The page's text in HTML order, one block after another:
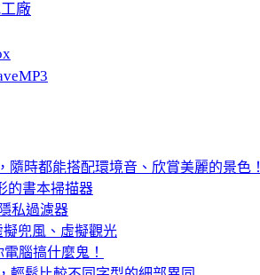
廠
隨時都能搭配環境音、欣賞美麗的景色！
的書本掃描器
私過濾器
擬兜風、虛擬觀光
腦搞什麼鬼！